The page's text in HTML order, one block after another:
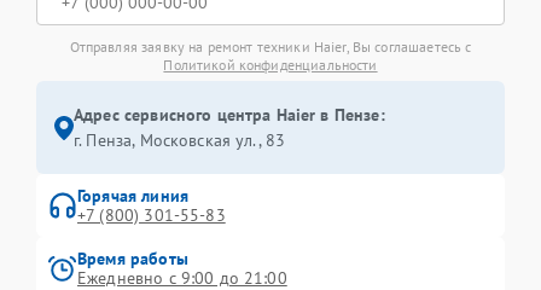
Отправляя заявку на ремонт техники Haier, Вы соглашаетесь с
Политикой конфиденциальности
Адрес сервисного центра Haier в Пензе:
г. Пенза, Московская ул., 83
Горячая линия
+7 (800) 301-55-83
Время работы
Ежедневно с 9:00 до 21:00